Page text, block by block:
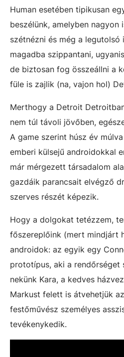
Human esetében tipikusan
beszélünk, amelyben nagyon
szétnézni és még a legutolsó
magadba szippantani,
de biztosan fog összeállni a
füle is zajlik (na, vajon hol)
Merthogy a Detroit
nem túl távoli jövőben,
A game szerint húsz év
emberi külsejű androidokkal
már mérgezett társadalom
gazdáik parancsait elvégző
szerves részét képezik.
Hogy a dolgokat tetézzem,
főszereplőink (mert mindjárt
androidok: az egyik egy
prototípus, aki a rendőrséget
nekünk Kara, a kedves
Markust felett is átvehetjük
festőművész személyes
tevékenykedik.